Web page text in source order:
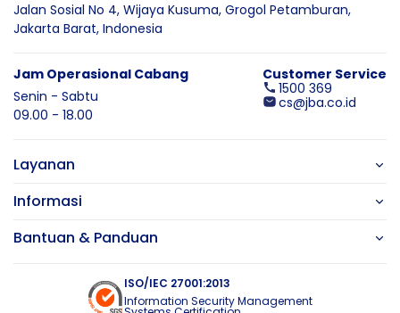
Jalan Sosial No 4, Wijaya Kusuma, Grogol Petamburan,
Jakarta Barat, Indonesia
Jam Operasional Cabang
Senin - Sabtu
09.00 - 18.00
Customer Service
1500 369
cs@jba.co.id
Layanan
Informasi
Bantuan & Panduan
ISO/IEC 27001:2013
Information Security Management